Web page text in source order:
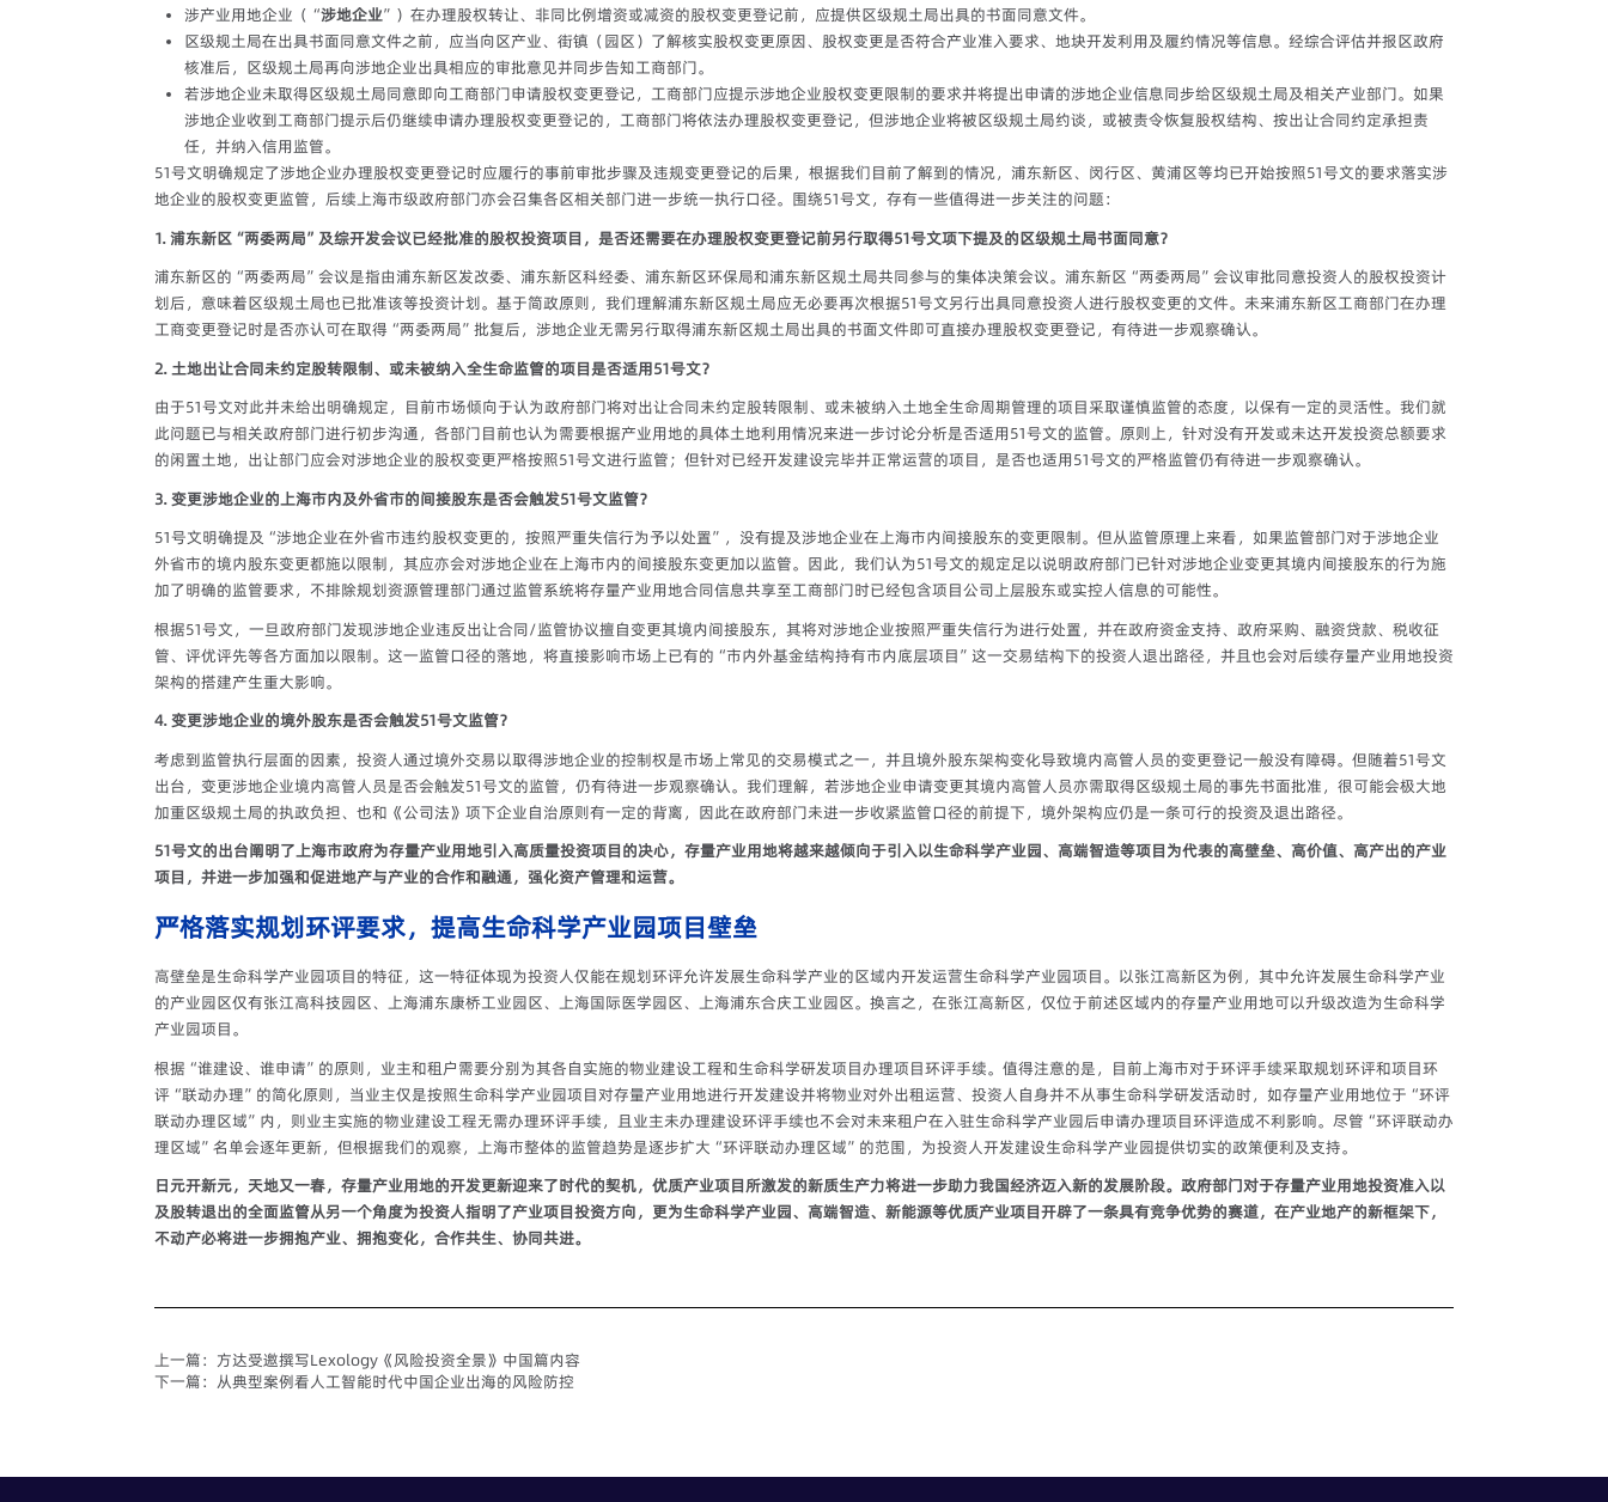
涉产业用地企业（“涉地企业”）在办理股权转让、非同比例增资或减资的股权变更登记前，应提供区级规土局出具的书面同意文件。
区级规土局在出具书面同意文件之前，应当向区产业、街镇（园区）了解核实股权变更原因、股权变更是否符合产业准入要求、地块开发利用及履约情况等信息。经综合评估并报区政府
核准后，区级规土局再向涉地企业出具相应的审批意见并同步告知工商部门。
若涉地企业未取得区级规土局同意即向工商部门申请股权变更登记，工商部门应提示涉地企业股权变更限制的要求并将提出申请的涉地企业信息同步给区级规土局及相关产业部门。如果
涉地企业收到工商部门提示后仍继续申请办理股权变更登记的，工商部门将依法办理股权变更登记，但涉地企业将被区级规土局约谈，或被责令恢复股权结构、按出让合同约定承担责
任，并纳入信用监管。
51号文明确规定了涉地企业办理股权变更登记时应履行的事前审批步骤及违规变更登记的后果，根据我们目前了解到的情况，浦东新区、闵行区、黄浦区等均已开始按照51号文的要求落实涉
地企业的股权变更监管，后续上海市级政府部门亦会召集各区相关部门进一步统一执行口径。围绕51号文，存有一些值得进一步关注的问题：
1. 浦东新区“两委两局”及综开发会议已经批准的股权投资项目，是否还需要在办理股权变更登记前另行取得51号文项下提及的区级规土局书面同意？
浦东新区的“两委两局”会议是指由浦东新区发改委、浦东新区科经委、浦东新区环保局和浦东新区规土局共同参与的集体决策会议。浦东新区“两委两局”会议审批同意投资人的股权投资计
划后，意味着区级规土局也已批准该等投资计划。基于简政原则，我们理解浦东新区规土局应无必要再次根据51号文另行出具同意投资人进行股权变更的文件。未来浦东新区工商部门在办理
工商变更登记时是否亦认可在取得“两委两局”批复后，涉地企业无需另行取得浦东新区规土局出具的书面文件即可直接办理股权变更登记，有待进一步观察确认。
2. 土地出让合同未约定股转限制、或未被纳入全生命监管的项目是否适用51号文？
由于51号文对此并未给出明确规定，目前市场倾向于认为政府部门将对出让合同未约定股转限制、或未被纳入土地全生命周期管理的项目采取谨慎监管的态度，以保有一定的灵活性。我们就
此问题已与相关政府部门进行初步沟通，各部门目前也认为需要根据产业用地的具体土地利用情况来进一步讨论分析是否适用51号文的监管。原则上，针对没有开发或未达开发投资总额要求
的闲置土地，出让部门应会对涉地企业的股权变更严格按照51号文进行监管；但针对已经开发建设完毕并正常运营的项目，是否也适用51号文的严格监管仍有待进一步观察确认。
3. 变更涉地企业的上海市内及外省市的间接股东是否会触发51号文监管？
51号文明确提及“涉地企业在外省市违约股权变更的，按照严重失信行为予以处置”，没有提及涉地企业在上海市内间接股东的变更限制。但从监管原理上来看，如果监管部门对于涉地企业
外省市的境内股东变更都施以限制，其应亦会对涉地企业在上海市内的间接股东变更加以监管。因此，我们认为51号文的规定足以说明政府部门已针对涉地企业变更其境内间接股东的行为施
加了明确的监管要求，不排除规划资源管理部门通过监管系统将存量产业用地合同信息共享至工商部门时已经包含项目公司上层股东或实控人信息的可能性。
根据51号文，一旦政府部门发现涉地企业违反出让合同/监管协议擅自变更其境内间接股东，其将对涉地企业按照严重失信行为进行处置，并在政府资金支持、政府采购、融资贷款、税收征
管、评优评先等各方面加以限制。这一监管口径的落地，将直接影响市场上已有的“市内外基金结构持有市内底层项目”这一交易结构下的投资人退出路径，并且也会对后续存量产业用地投资
架构的搭建产生重大影响。
4. 变更涉地企业的境外股东是否会触发51号文监管？
考虑到监管执行层面的因素，投资人通过境外交易以取得涉地企业的控制权是市场上常见的交易模式之一，并且境外股东架构变化导致境内高管人员的变更登记一般没有障碍。但随着51号文
出台，变更涉地企业境内高管人员是否会触发51号文的监管，仍有待进一步观察确认。我们理解，若涉地企业申请变更其境内高管人员亦需取得区级规土局的事先书面批准，很可能会极大地
加重区级规土局的执政负担、也和《公司法》项下企业自治原则有一定的背离，因此在政府部门未进一步收紧监管口径的前提下，境外架构应仍是一条可行的投资及退出路径。
51号文的出台阐明了上海市政府为存量产业用地引入高质量投资项目的决心，存量产业用地将越来越倾向于引入以生命科学产业园、高端智造等项目为代表的高壁垒、高价值、高产出的产业
项目，并进一步加强和促进地产与产业的合作和融通，强化资产管理和运营。
严格落实规划环评要求，提高生命科学产业园项目壁垒
高壁垒是生命科学产业园项目的特征，这一特征体现为投资人仅能在规划环评允许发展生命科学产业的区域内开发运营生命科学产业园项目。以张江高新区为例，其中允许发展生命科学产业
的产业园区仅有张江高科技园区、上海浦东康桥工业园区、上海国际医学园区、上海浦东合庆工业园区。换言之，在张江高新区，仅位于前述区域内的存量产业用地可以升级改造为生命科学
产业园项目。
根据“谁建设、谁申请”的原则，业主和租户需要分别为其各自实施的物业建设工程和生命科学研发项目办理项目环评手续。值得注意的是，目前上海市对于环评手续采取规划环评和项目环
评“联动办理”的简化原则，当业主仅是按照生命科学产业园项目对存量产业用地进行开发建设并将物业对外出租运营、投资人自身并不从事生命科学研发活动时，如存量产业用地位于“环评
联动办理区域”内，则业主实施的物业建设工程无需办理环评手续，且业主未办理建设环评手续也不会对未来租户在入驻生命科学产业园后申请办理项目环评造成不利影响。尽管“环评联动办
理区域”名单会逐年更新，但根据我们的观察，上海市整体的监管趋势是逐步扩大“环评联动办理区域”的范围，为投资人开发建设生命科学产业园提供切实的政策便利及支持。
日元开新元，天地又一春，存量产业用地的开发更新迎来了时代的契机，优质产业项目所激发的新质生产力将进一步助力我国经济迈入新的发展阶段。政府部门对于存量产业用地投资准入以
及股转退出的全面监管从另一个角度为投资人指明了产业项目投资方向，更为生命科学产业园、高端智造、新能源等优质产业项目开辟了一条具有竞争优势的赛道，在产业地产的新框架下，
不动产必将进一步拥抱产业、拥抱变化，合作共生、协同共进。
上一篇： 方达受邀撰写Lexology《风险投资全景》中国篇内容
下一篇： 从典型案例看人工智能时代中国企业出海的风险防控